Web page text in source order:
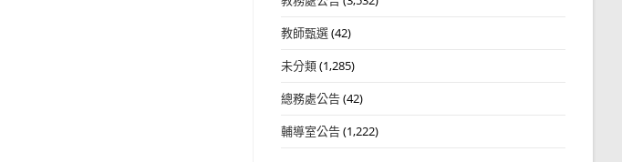
教師甄選(42)
未分類(1,285)
總務處公告(42)
輔導室公告(1,222)